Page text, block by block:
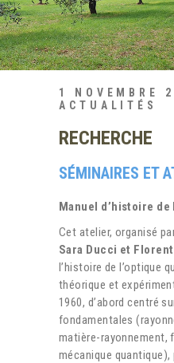
1 NOVEMBRE
ACTUALITÉS
RECHERCHE
SÉMINAIRES ET
Manuel d’histoire
Cet atelier, organisé
Sara Ducci et
l’histoire de l’optique
théorique et
1960, d’abord centré
fondamentales
matière-rayonnement,
mécanique